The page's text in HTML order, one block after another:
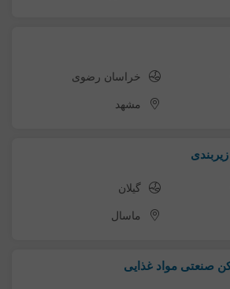
خراسان رضوی
مشهد
گیلان
ماسال
صنعتی مواد غذایی